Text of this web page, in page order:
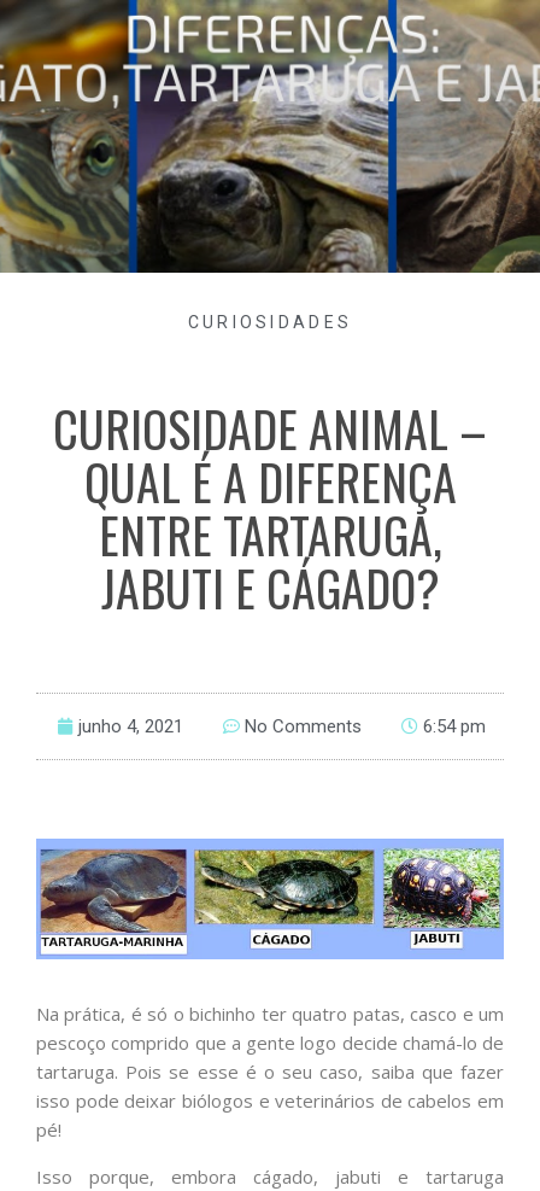
CURIOSIDADES
CURIOSIDADE ANIMAL –
QUAL É A DIFERENÇA
ENTRE TARTARUGA,
JABUTI E CÁGADO?
junho 4, 2021 No Comments 6:54 pm
Na prática, é só o bichinho ter quatro patas, casco e um
pescoço comprido que a gente logo decide chamá-lo de
tartaruga. Pois se esse é o seu caso, saiba que fazer
isso pode deixar biólogos e veterinários de cabelos em
pé!
Isso porque, embora cágado, jabuti e tartaruga